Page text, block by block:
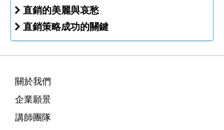
直銷的美麗與哀愁
直銷策略成功的關鍵
關於我們
企業願景
講師團隊